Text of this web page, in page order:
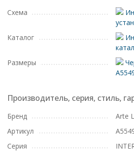
Схема
Каталог
Размеры
Производитель, серия, стиль,
Бренд
Arte
Артикул
Серия